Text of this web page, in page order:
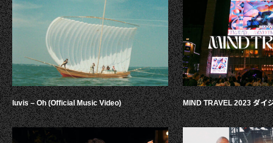
luvis – Oh (Official Music Video) MIND TRAVEL 2023 ダイ